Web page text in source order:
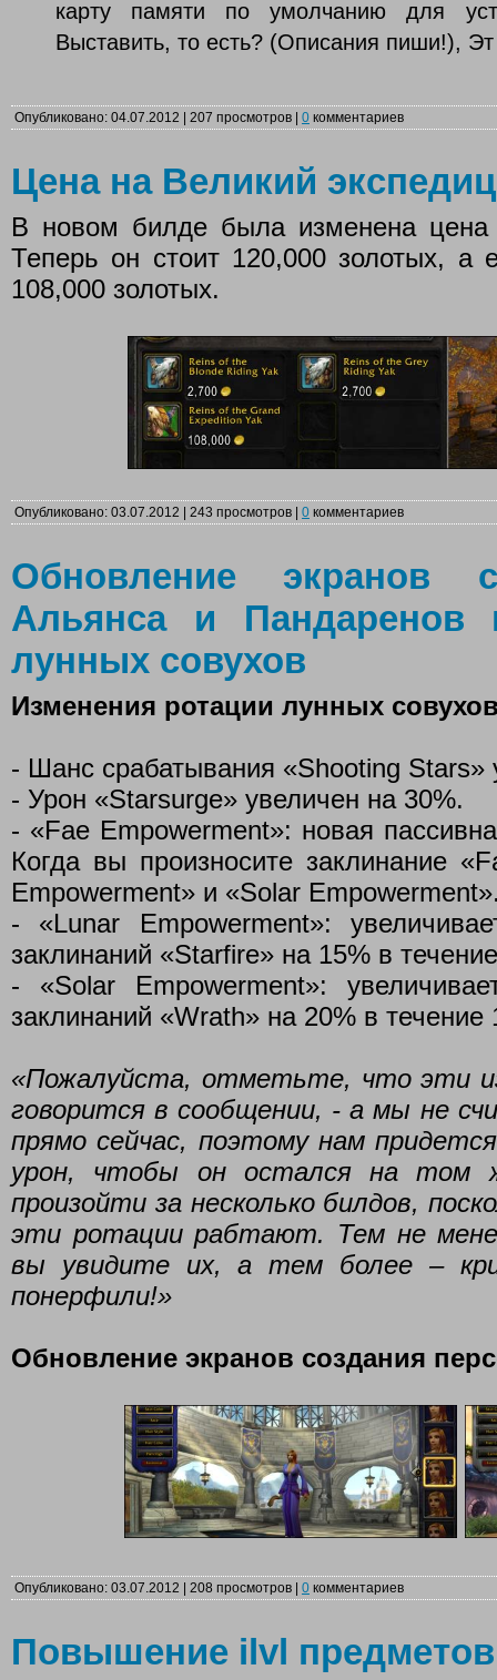
карту памяти по умолчанию для
Выставить, то есть? (Описания пиши!), Эт
Опубликовано: 04.07.2012 | 207 просмотров | 0 комментариев
Цена на Великий
В новом билде была изменена цена
Теперь он стоит 120,000 золотых, а
108,000 золотых.
Опубликовано: 03.07.2012 | 243 просмотров | 0 комментариев
Обновление экранов
Альянса и Пандаренов
лунных совухов
Изменения ротации лунных
- Шанс срабатывания «Shooting Stars»
- Урон «Starsurge» увеличен на 30%.
- «Fae Empowerment»: новая
Когда вы произносите заклинание
Empowerment» и «Solar
- «Lunar Empowerment»:
заклинаний «Starfire» на 15% в
- «Solar Empowerment»:
заклинаний «Wrath» на 20% в течение
«Пожалуйста, отметьте, что эти
говорится в сообщении, - а мы не
прямо сейчас, поэтому нам
урон, чтобы он остался на том
произойти за несколько билдов,
эти ротации рабтают. Тем не
вы увидите их, а тем более –
понерфили!»
Обновление экранов создания
Опубликовано: 03.07.2012 | 208 просмотров | 0 комментариев
Повышение ilvl